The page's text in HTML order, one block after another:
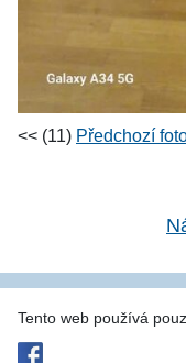
<< (11) Předchozí
Tento web používá